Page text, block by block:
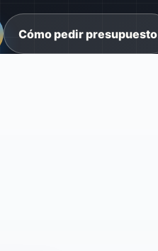
Cómo pedir presupuesto